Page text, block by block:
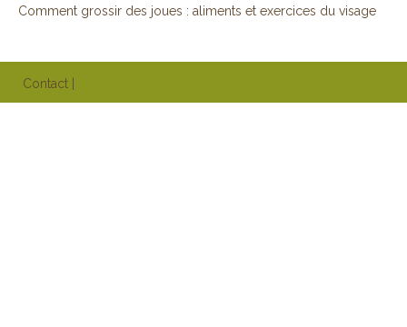
Comment grossir des joues : aliments et exercices du visage
Contact